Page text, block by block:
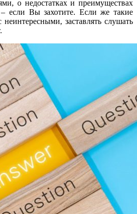
о недостатках и преимуществах
если Вы захотите. Если же такие
неинтересными, заставлять слушать